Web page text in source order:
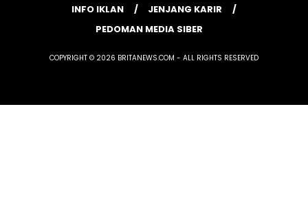
INFO IKLAN
JENJANG KARIR
PEDOMAN MEDIA SIBER
COPYRIGHT © 2026 BRITANEWS.COM - ALL RIGHTS RESERVED